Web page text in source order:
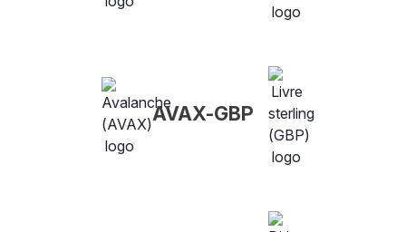
AVAX-GBP